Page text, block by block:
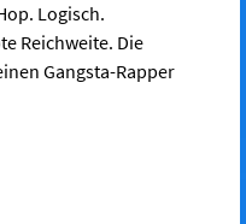
Logisch.
Reichweite. Die
Gangsta-Rapper